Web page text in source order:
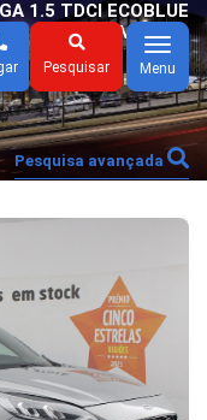
Pesquisar
Menu
Menu
1.5 TDCI ECOBLUE
TITANIUM AUTO
Pesquisa avançada